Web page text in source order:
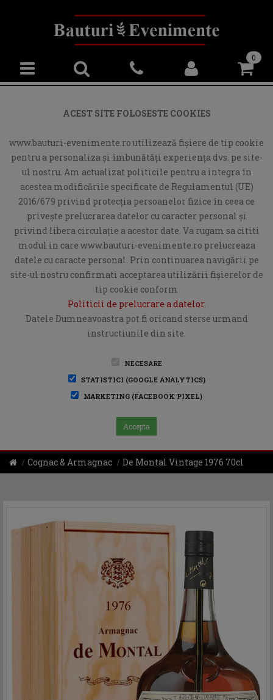
0
ACEST SITE FOLOSESTE COOKIES
www.bauturi-evenimente.ro utilizează fişiere de tip cookie
pentru a personaliza și îmbunătăți experiența dvs. pe site-
ul nostru. Am actualizat politicile pentru a integra în
acestea modificările specificate de Regulamentul (UE)
2016/679 privind protecția persoanelor fizice în ceea ce
privește prelucrarea datelor cu caracter personal și
privind libera circulație a acestor date. Va rugam sa cititi
modul in care www.bauturi-evenimente.ro prelucreaza
datele cu caracte personal. Prin continuarea navigării pe
site-ul nostru confirmati acceptarea utilizării fişierelor de
tip cookie conform
Politicii de prelucrare a datelor.
Datele Dumneavoastra pot fi oricand sterse urmand
instructiunile din site.
NECESARE
STATISTICI (GOOGLE ANALYTICS)
MARKETING (FACEBOOK PIXEL)
Accepta
Cognac & Armagnac De Montal Vintage 1976 70cl